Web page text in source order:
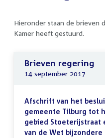
Hieronder staan de brieven
Kamer heeft gestuurd.
Brieven regering
14 september 2017
Afschrift van het
gemeente Tilburg tot
gebied Stoeterijstraat
van de Wet bijzondere